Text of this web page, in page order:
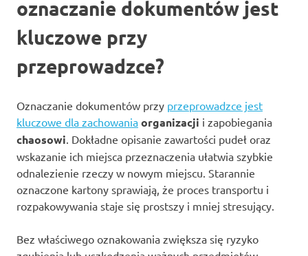
oznaczanie dokumentów jest
kluczowe przy
przeprowadzce?
Oznaczanie dokumentów przy przeprowadzce jest
kluczowe dla zachowania organizacji i zapobiegania
chaosowi . Dokładne opisanie zawartości pudeł oraz
wskazanie ich miejsca przeznaczenia ułatwia szybkie
odnalezienie rzeczy w nowym miejscu. Starannie
oznaczone kartony sprawiają, że proces transportu i
rozpakowywania staje się prostszy i mniej stresujący.
Bez właściwego oznakowania zwiększa się ryzyko